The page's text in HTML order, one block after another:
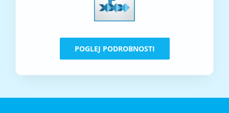
POGLEJ PODROBNOSTI